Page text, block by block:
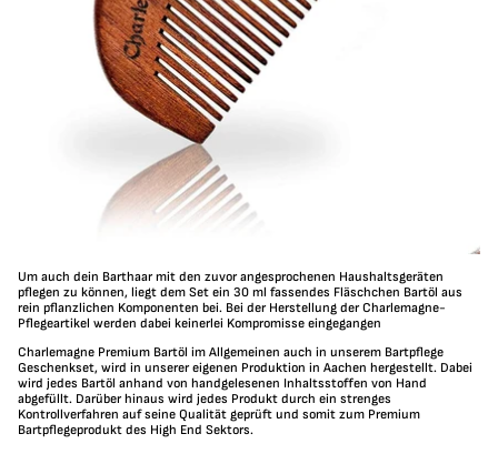
Um auch dein Barthaar mit den zuvor angesprochenen Haushaltsgeräten
pflegen zu können, liegt dem Set ein 30 ml fassendes Fläschchen Bartöl aus
rein pflanzlichen Komponenten bei. Bei der Herstellung der Charlemagne-
Pflegeartikel werden dabei keinerlei Kompromisse eingegangen
Charlemagne Premium Bartöl im Allgemeinen auch in unserem Bartpflege
Geschenkset, wird in unserer eigenen Produktion in Aachen hergestellt. Dabei
wird jedes Bartöl anhand von handgelesenen Inhaltsstoffen von Hand
abgefüllt. Darüber hinaus wird jedes Produkt durch ein strenges
Kontrollverfahren auf seine Qualität geprüft und somit zum Premium
Bartpflegeprodukt des High End Sektors.